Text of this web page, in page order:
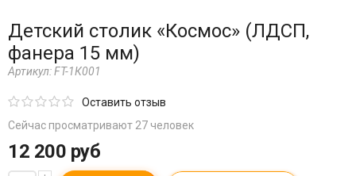
Детский столик «Космос» (ЛДСП,
фанера 15 мм)
Артикул:FT-1К001
Оставить отзыв
Сейчас просматривают 27 человек
12 200 руб